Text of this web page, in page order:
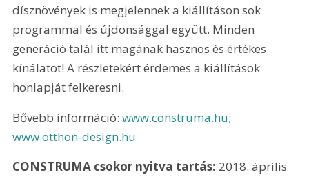
dísznövények is megjelennek a kiállításon sok
programmal és újdonsággal együtt. Minden
generáció talál itt magának hasznos és értékes
kínálatot! A részletekért érdemes a kiállítások
honlapját felkeresni.
Bővebb információ: www.construma.hu;
www.otthon-design.hu
CONSTRUMA csokor nyitva tartás: 2018. április